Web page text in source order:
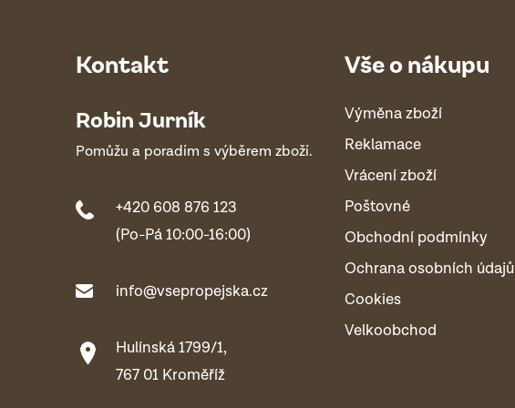
Kontakt
Robin Jurník
Pomůžu a poradím s výběrem zboží.
+420 608 876 123
(Po-Pá 10:00-16:00)
info@vsepropejska.cz
Hulínská 1799/1,
767 01 Kroměříž
Vše o nákupu
Výměna zboží
Reklamace
Vrácení zboží
Poštovné
Obchodní podmínky
Ochrana osobních údajů
Cookies
Velkoobchod